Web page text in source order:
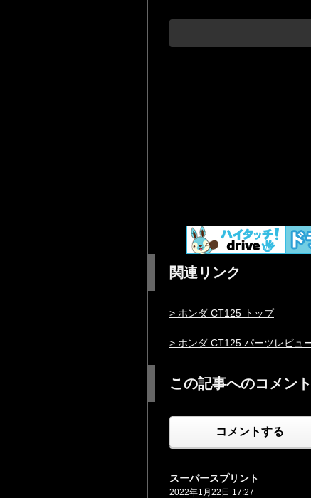
関連リンク
> ホンダ CT125 トップ
> ホンダ CT125 パーツレビュ
この記事へのコメント
コメントする
スーパースプリント
2022年1月22日 17:27